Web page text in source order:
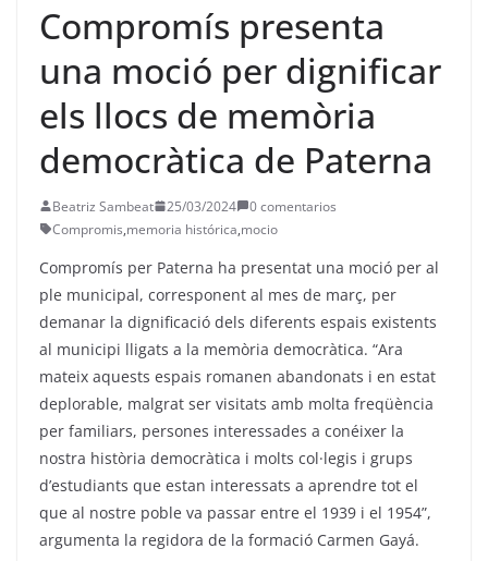
Compromís presenta
una moció per dignificar
els llocs de memòria
democràtica de Paterna
Beatriz Sambeat 25/03/2024
0 comentarios
Compromis,memoria histórica,mocio
Compromís per Paterna ha presentat una moció per al
ple municipal, corresponent al mes de març, per
demanar la dignificació dels diferents espais existents
al municipi lligats a la memòria democràtica. “Ara
mateix aquests espais romanen abandonats i en estat
deplorable, malgrat ser visitats amb molta freqüència
per familiars, persones interessades a conéixer la
nostra història democràtica i molts col·legis i grups
d’estudiants que estan interessats a aprendre tot el
que al nostre poble va passar entre el 1939 i el 1954”,
argumenta la regidora de la formació Carmen Gayá.